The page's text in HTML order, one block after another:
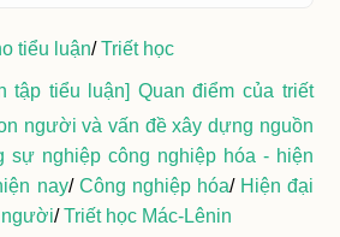
tiểu luận/Triết học
tập tiểu luận] Quan điểm của triết
người và vấn đề xây dựng nguồn
sự nghiệp công nghiệp hóa - hiện
nay/ Công nghiệp hóa/ Hiện đại
người/Triết học Mác-Lênin